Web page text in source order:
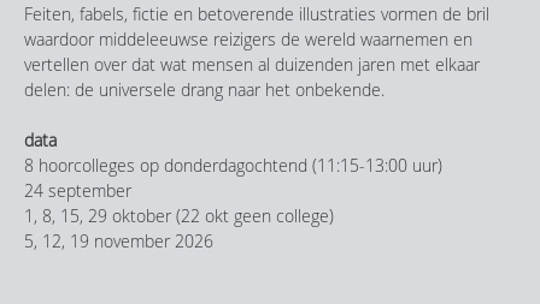
Feiten, fabels, fictie en betoverende illustraties vormen de bril
waardoor middeleeuwse reizigers de wereld waarnemen en
vertellen over dat wat mensen al duizenden jaren met elkaar
delen: de universele drang naar het onbekende.
data
8 hoorcolleges op donderdagochtend (11:15-13:00 uur)
24 september
1, 8, 15, 29 oktober (22 okt geen college)
5, 12, 19 november 2026